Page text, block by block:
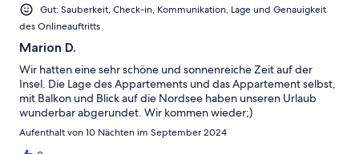
Gut: Sauberkeit, Check-in, Kommunikation, Lage und Genauigkeit
des Onlineauftritts
Marion D.
Wir hatten eine sehr schöne und sonnenreiche Zeit auf der
Insel. Die Lage des Appartements und das Appartement selbst,
mit Balkon und Blick auf die Nordsee haben unseren Urlaub
wunderbar abgerundet. Wir kommen wieder;)
Aufenthalt von 10 Nächten im September 2024